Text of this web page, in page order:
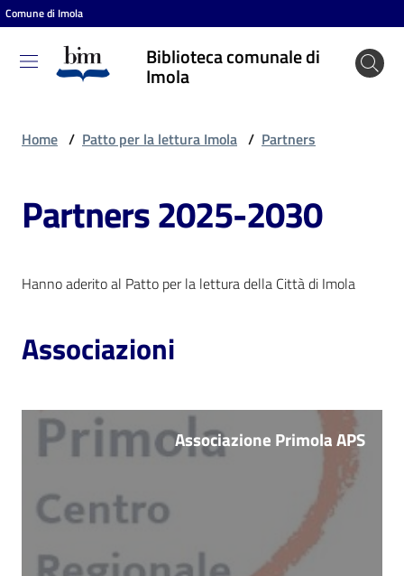
Vai al contenuto
Vai alla navigazione
Vai al footer
Comune di Imola
Biblioteca comunale di
Imola
Biblioteca
comunale
Entra
Cosa
puoi
i
contenuti
Risorse
online
Home / Patto per la lettura Imola / Partners
Partners 2025-2030
Hanno aderito al Patto per la lettura della Città di Imola
Associazioni
Associazione Primola APS